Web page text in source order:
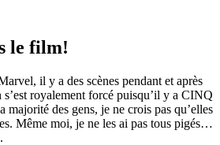
le film!
il y a des scènes pendant et après
s’est royalement forcé puisqu’il y a CINQ
majorité des gens, je ne crois pas qu’elles
Même moi, je ne les ai pas tous pigés…